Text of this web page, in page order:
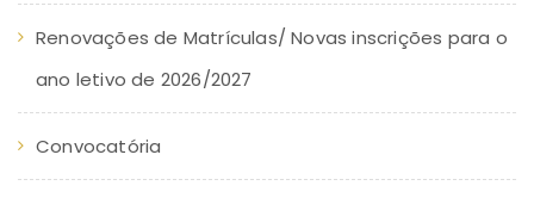
Renovações de Matrículas/ Novas inscrições para o
ano letivo de 2026/2027
Convocatória